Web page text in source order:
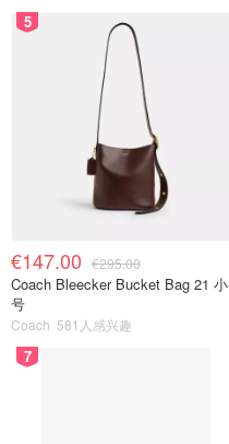
5
€147.00 €295.00
Coach Bleecker Bucket Bag 21 小
号
Coach 581人感兴趣
7